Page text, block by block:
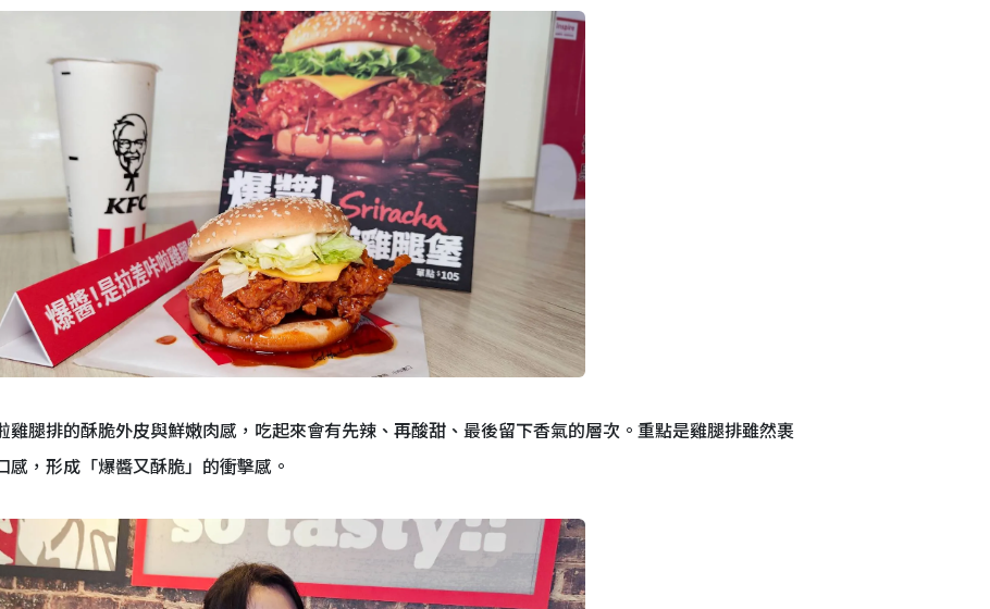
雞腿排的酥脆外皮與鮮嫩肉感，吃起來會有先辣、再酸甜、最後留下香氣的層次。重點是雞腿排雖然裹
，形成「爆醬又酥脆」的衝擊感。